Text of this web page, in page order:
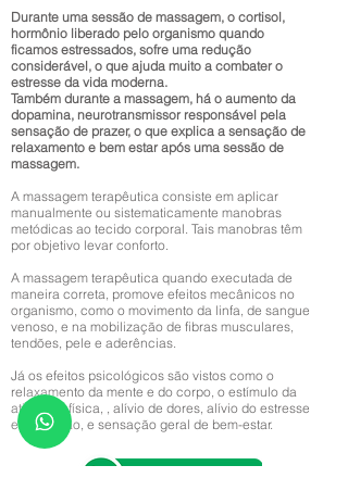
Durante uma sessão de massagem, o cortisol,
hormônio liberado pelo organismo quando
ficamos estressados, sofre uma redução
considerável, o que ajuda muito a combater o
estresse da vida moderna.
Também durante a massagem, há o aumento da
dopamina, neurotransmissor responsável pela
sensação de prazer, o que explica a sensação de
relaxamento e bem estar após uma sessão de
massagem.
A massagem terapêutica consiste em aplicar
manualmente ou sistematicamente manobras
metódicas ao tecido corporal. Tais manobras têm
por objetivo levar conforto.
A massagem terapêutica quando executada de
maneira correta, promove efeitos mecânicos no
organismo, como o movimento da linfa, de sangue
venoso, e na mobilização de fibras musculares,
tendões, pele e aderências.
Já os efeitos psicológicos são vistos como o
relaxamento da mente e do corpo, o estímulo da
atividade física, , alívio de dores, alívio do estresse
e da tensão, e sensação geral de bem-estar.